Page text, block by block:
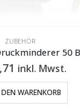
ZUBEHÖR
50
inkl. Mwst.
WARENKORB